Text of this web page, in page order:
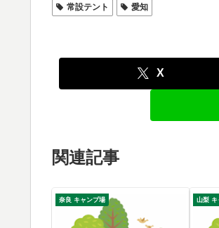
常設テント
愛知
X
関連記事
奈良 キャンプ場 山梨 キ